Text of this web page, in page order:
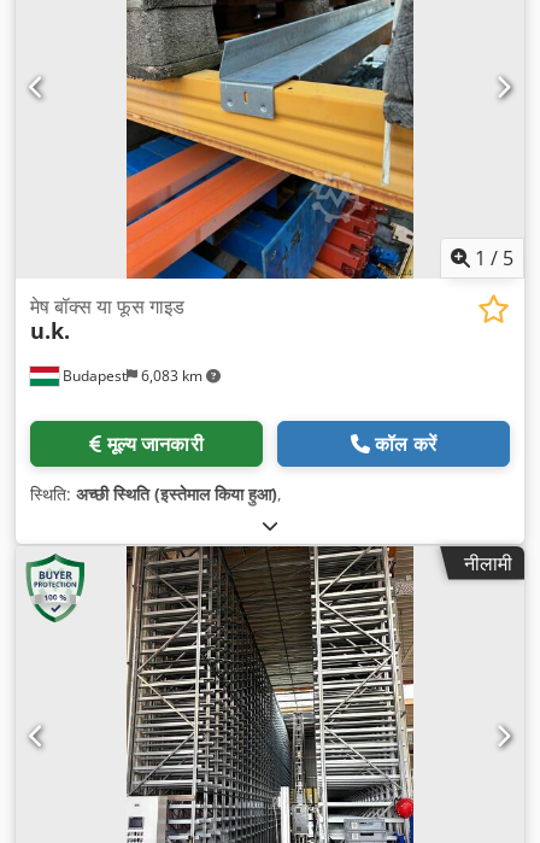
1 / 5
Budapest 6,083 km
मेष बॉक्स या फूस गाइड
u.k.
मूल्य जानकारी कॉल करें
स्थिति: अच्छी स्थिति (इस्तेमाल किया हुआ),
नीलामी